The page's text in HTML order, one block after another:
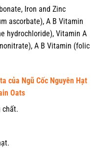
Iron and Zinc
ascorbate), A B Vitamin
hydrochloride), Vitamin A
A B Vitamin (folic
của Ngũ Cốc Nguyên Hạt
Oats
chất.